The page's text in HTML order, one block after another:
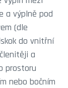
a výplně pod
(dle
do vnitřní
a
prostoru
nebo bočním